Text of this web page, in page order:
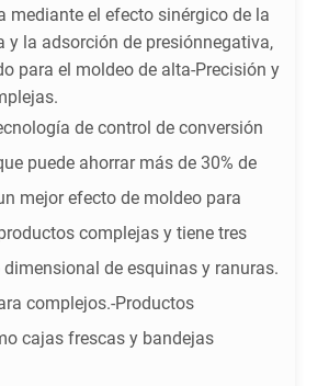
mediante el efecto sinérgico de la
y la adsorción de presiónnegativa,
para el moldeo de alta-Precisión y
de control de conversión
puede ahorrar más de 30% de
mejor efecto de moldeo para
complejas y tiene tres
de esquinas y ranuras.
complejos.-Productos
cajas frescas y bandejas